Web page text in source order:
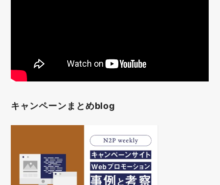
キャンペーンまとめblog